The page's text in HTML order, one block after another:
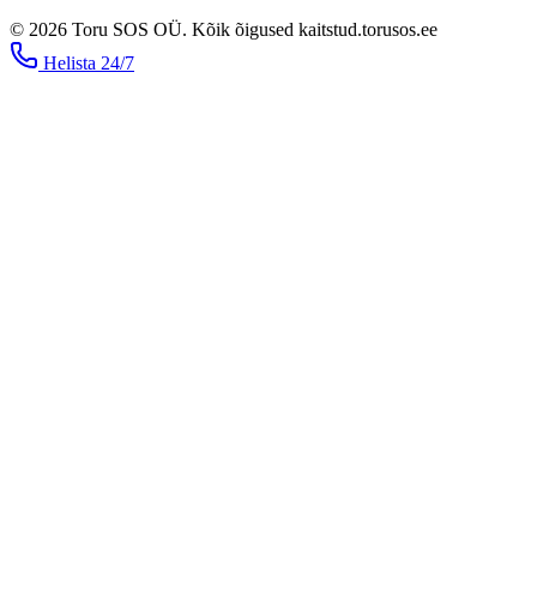
© 2026 Toru SOS OÜ. Kõik õigused kaitstud.torusos.ee
Helista 24/7